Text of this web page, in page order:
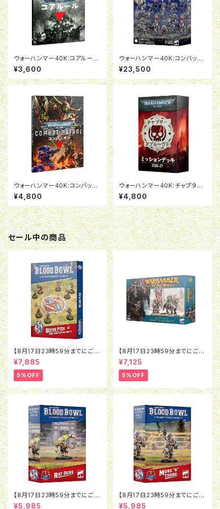
ウォーハンマー40K:コアルール
（日本語版）
¥3,600
ウォーハンマー40K:コンバット
パトロール:グレイナイト
¥23,500
ウォーハンマー40K:コンバット
パトロール・コンパニオン（日本
語版）
¥4,800
ウォーハンマー40K:チャプター
アプルーブド ミッションデッキ2
026-27（日本語版）
¥4,800
セール中の商品
【8月17日23時59分までにご予
約で5％OFF】ブラッドボウル：セ
ヴンズピッチ（2026）
¥7,885
5%OFF
【8月17日23時59分までにご予
約で5％OFF】オールドワール
ド：ウォリアー・オヴ・ケイオス：チ
ャンピオン・オヴ・ケイオス
¥7,125
5%OFF
【8月17日23時59分までにご予
約で5％OFF】ブラッドボウル：ラ
¥5,985
【8月17日23時59分までにご予
約で5％OFF】ブラッドボウル：モ
¥5,985